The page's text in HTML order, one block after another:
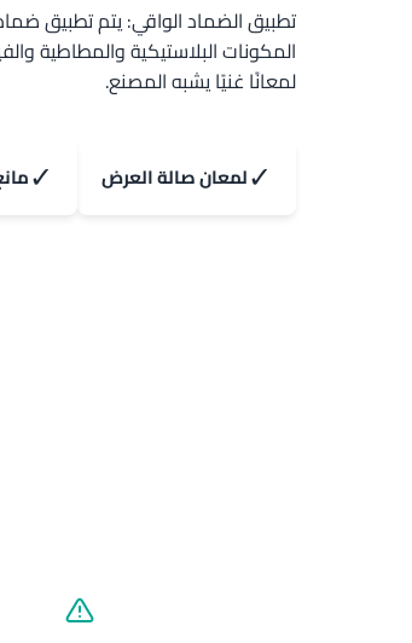
تطبيق الضماد الواقي: يتم تطبيق
المكونات البلاستيكية والمطاطية
لمعانًا غنيًا يشبه المصنع.
✓لمعان صالة العرض ✓